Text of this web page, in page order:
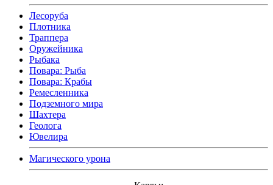
Лесоруба
Плотника
Траппера
Оружейника
Рыбака
Повара: Рыба
Повара: Крабы
Ремесленника
Подземного мира
Шахтера
Геолога
Ювелира
Магического урона